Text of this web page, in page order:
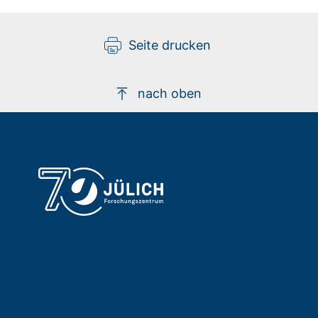
Seite drucken
nach oben